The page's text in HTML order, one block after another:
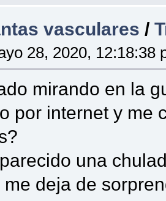
vasculares /
28, 2020, 12:18:38
mirando en la
por internet y me
una
me deja de